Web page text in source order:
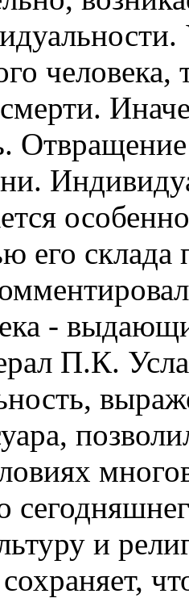
его
-
П.К.
и